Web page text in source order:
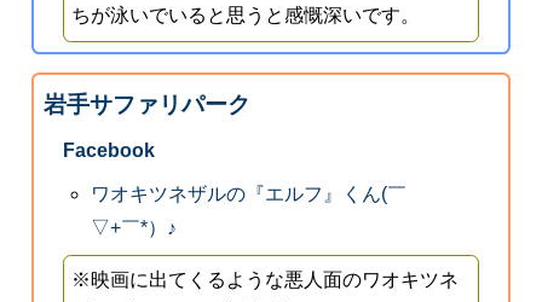
ちが泳いでいると思うと感慨深いです。
岩手サファリパーク
Facebook
ワオキツネザルの『エルフ』くん(￣
▽+￣*）♪
※映画に出てくるような悪人面のワオキツネ